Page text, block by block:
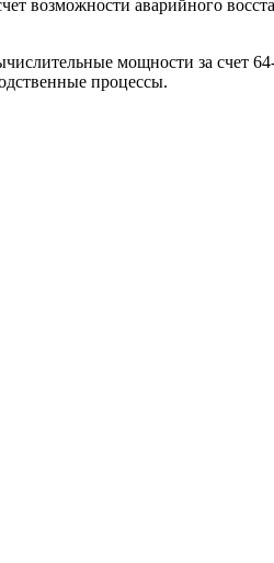
возможности аварийного
мощности за счет
процессы.